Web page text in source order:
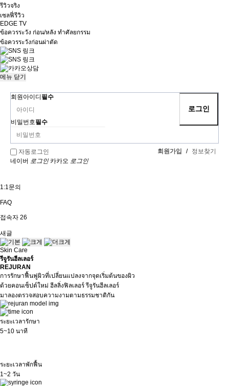
รีวิวจริง
เซลฟี่รีวิว
EDGE TV
ข้อควรระวัง ก่อน/หลัง ทำศัลยกรรม
ข้อควรระวังก่อนผ่าตัด
메뉴 닫기
회원아이디 필수
비밀번호필수
자동로그인 회원가입 / 정보찾기
네이버 로그인 카카오 로그인
1:1문의
FAQ
접속자 26
새글
Skin Care
รีจูรันฮีลเลอร์
REJURAN
การรักษาฟื้นฟูผิวที่เปลี่ยนแปลงจากจุดเริ่มต้นของผิว
ด้วยคอนเซ็ปต์ใหม่ ฮีลลิ่งฟิลเลอร์ รีจูรันฮีลเลอร์
มาลองตรวจสอบความงามตามธรรมชาติกัน
ระยะเวลารักษา
5~10 นาที
ระยะเวลาพักฟื้น
1~2 วัน